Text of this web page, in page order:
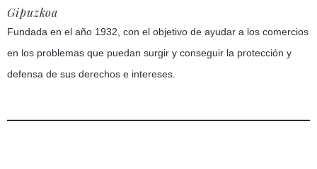
Gipuzkoa
Fundada en el año 1932, con el objetivo de ayudar a los comercios
en los problemas que puedan surgir y conseguir la protección y
defensa de sus derechos e intereses.